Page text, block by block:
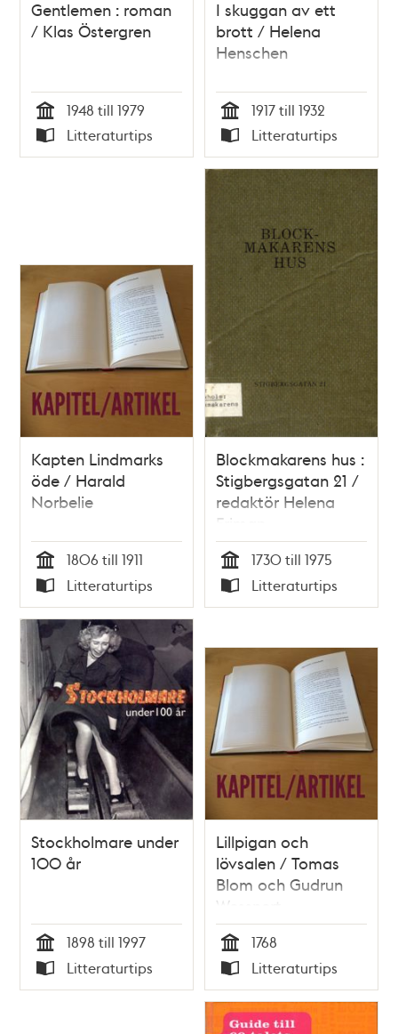
Gentlemen : roman
/ Klas Östergren
Tid
1948 till 1979
Typ
Litteraturtips
I skuggan av ett
brott / Helena
Henschen
Tid
1917 till 1932
Typ
Litteraturtips
Kapten Lindmarks
öde / Harald
Norbelie
Tid
1806 till 1911
Typ
Litteraturtips
Blockmakarens hus :
Stigbergsgatan 21 /
redaktör Helena
Friman
Tid
1730 till 1975
Typ
Litteraturtips
Stockholmare under
100 år
Tid
1898 till 1997
Typ
Litteraturtips
Lillpigan och
lövsalen / Tomas
Blom och Gudrun
Wessnert
Tid
1768
Typ
Litteraturtips